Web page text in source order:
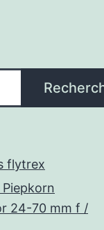
flytrex
24-70 mm f /